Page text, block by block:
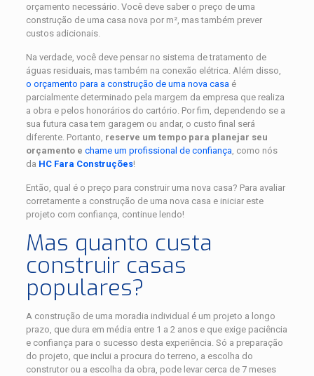
orçamento necessário. Você deve saber o preço de uma
construção de uma casa nova por m², mas também prever
custos adicionais.
Na verdade, você deve pensar no sistema de tratamento de
águas residuais, mas também na conexão elétrica. Além disso,
o orçamento para a construção de uma nova casa é
parcialmente determinado pela margem da empresa que realiza
a obra e pelos honorários do cartório. Por fim, dependendo se a
sua futura casa tem garagem ou andar, o custo final será
diferente. Portanto, reserve um tempo para planejar seu
orçamento e chame um profissional de confiança , como nós
da HC Fara Construções!
Então, qual é o preço para construir uma nova casa? Para avaliar
corretamente a construção de uma nova casa e iniciar este
projeto com confiança, continue lendo!
Mas quanto custa
construir casas
populares?
A construção de uma moradia individual é um projeto a longo
prazo, que dura em média entre 1 a 2 anos e que exige paciência
e confiança para o sucesso desta experiência. Só a preparação
do projeto, que inclui a procura do terreno, a escolha do
construtor ou a escolha da obra, pode levar cerca de 7 meses